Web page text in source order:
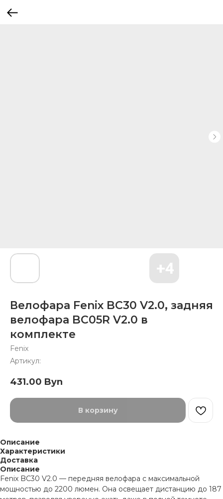
Велофара Fenix BC30 V2.0, задняя
велофара BC05R V2.0 в
комплекте
Fenix
Артикул:
431.00 Byn
В корзину
Описание
Характеристики
Доставка
Описание
Fenix BC30 V2.0 — передняя велофара с максимальной
мощностью до 2200 люмен. Она освещает дистанцию до 187